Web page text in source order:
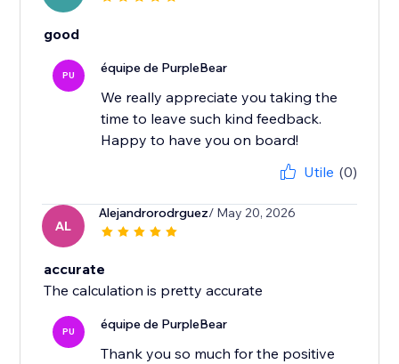
good
PU équipe de PurpleBear
We really appreciate you taking the
time to leave such kind feedback.
Happy to have you on board!
Utile (0)
AL
Alejandrorodrguez/ May 20, 2026
accurate
The calculation is pretty accurate
PU équipe de PurpleBear
Thank you so much for the positive